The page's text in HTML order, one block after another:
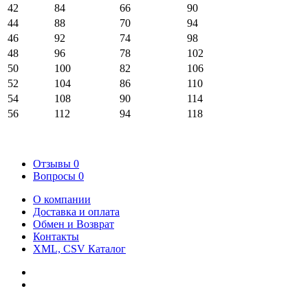
42
84 66
90
44
88 70
94
46
92 74
98
48
96 78
102
50
100 82
106
52
104 86
110
54
108 90
114
56
112 94 118
Отзывы 0
Вопросы 0
О компании
Доставка и оплата
Обмен и Возврат
Контакты
XML, CSV Каталог